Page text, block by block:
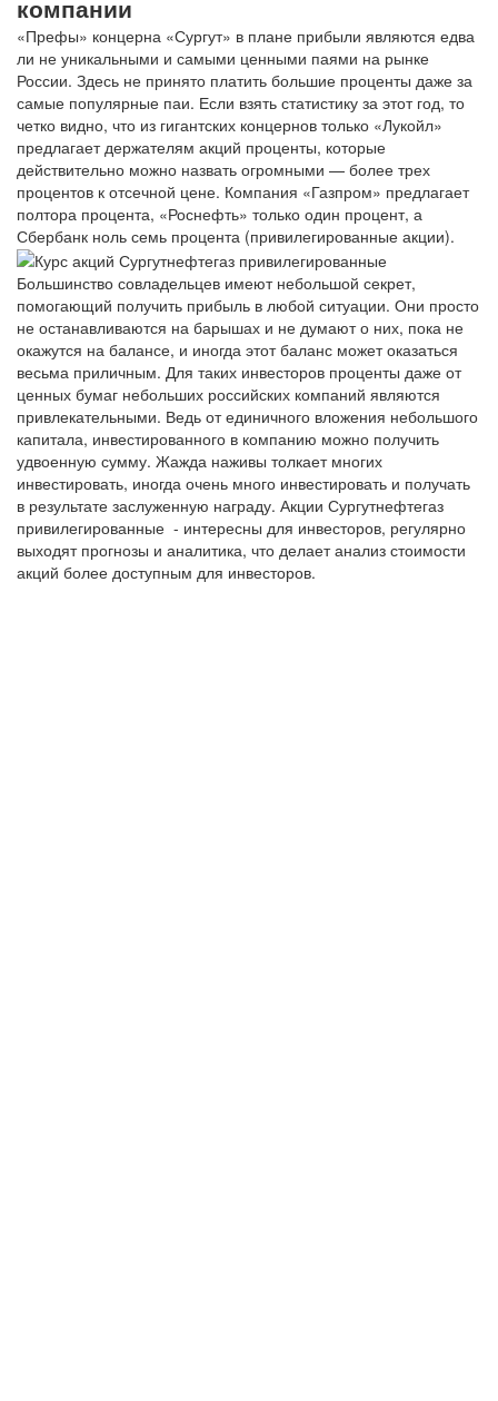
компании
«Префы» концерна «Сургут» в плане прибыли являются едва
ли не уникальными и самыми ценными паями на рынке
России. Здесь не принято платить большие проценты даже за
самые популярные паи. Если взять статистику за этот год, то
четко видно, что из гигантских концернов только «Лукойл»
предлагает держателям акций проценты, которые
действительно можно назвать огромными — более трех
процентов к отсечной цене. Компания «Газпром» предлагает
полтора процента, «Роснефть» только один процент, а
Сбербанк ноль семь процента (привилегированные акции).
Большинство совладельцев имеют небольшой секрет,
помогающий получить прибыль в любой ситуации. Они просто
не останавливаются на барышах и не думают о них, пока не
окажутся на балансе, и иногда этот баланс может оказаться
весьма приличным. Для таких инвесторов проценты даже от
ценных бумаг небольших российских компаний являются
привлекательными. Ведь от единичного вложения небольшого
капитала, инвестированного в компанию можно получить
удвоенную сумму. Жажда наживы толкает многих
инвестировать, иногда очень много инвестировать и получать
в результате заслуженную награду. Акции Сургутнефтегаз
привилегированные - интересны для инвесторов, регулярно
выходят прогнозы и аналитика, что делает анализ стоимости
акций более доступным для инвесторов.